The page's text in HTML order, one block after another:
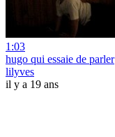
1:03
hugo qui essaie de parler
lilyves
il y a 19 ans